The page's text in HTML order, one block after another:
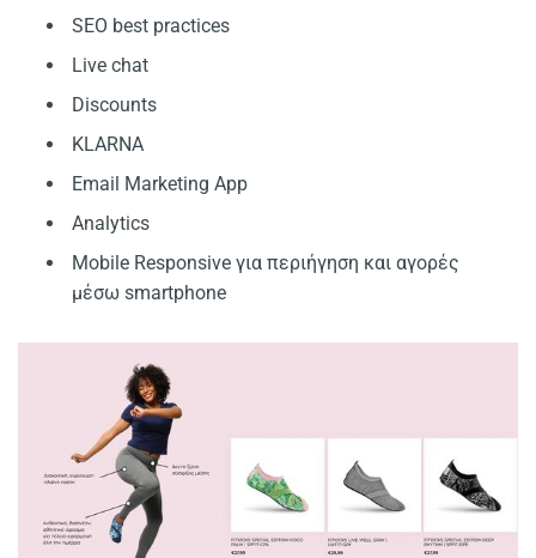
SEO best practices
Live chat
Discounts
KLARNA
Email Marketing App
Analytics
Mobile Responsive για περιήγηση και αγορές
μέσω smartphone